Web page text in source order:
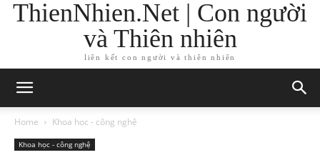
ThienNhien.Net | Con người
và Thiên nhiên
liên kết con người và thiên nhiên
Home Khoa học - công nghệ
Khoa học - công nghệ